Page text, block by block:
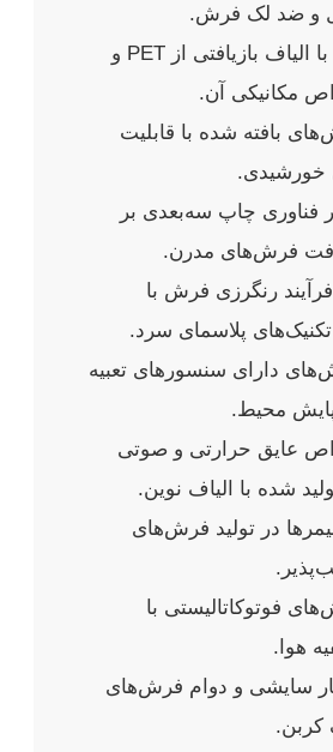
و ضد لک فرش.
تولید فرش با الیاف بازیافتی از PET و
مکانیکی آن.
بافته شده با قابلیت
خورشیدی.
فناوری چاپ سه‌بعدی بر
فرش‌های مدرن.
رنگرزی فرش با
تکنیک‌های پلاسمای سرد.
دارای سنسورهای تعبیه
محیط.
عایق حرارتی و صوتی
شده با الیاف نوین.
در تولید فرش‌های
فوتوکاتالیستی با
هوا.
سایشی و دوام فرش‌های
کربن.